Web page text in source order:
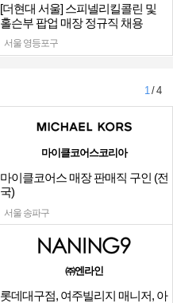
[더현대 서울] 스피넬리킬콜린 및
홀슨부 팝업 매장 정규직 채용
서울 영등포구
1/ 4
마이클코어스코리아
마이클코어스 매장 판매직 구인 (전
국)
서울 송파구
㈜엔라인
롯데대구점, 여주빌리지 매니저, 아